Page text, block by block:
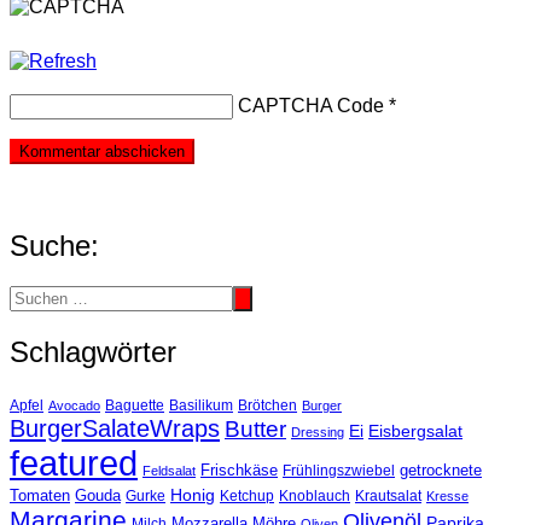
CAPTCHA Code *
Suche:
Schlagwörter
Apfel Avocado Baguette Basilikum Brötchen Burger
BurgerSalateWraps Butter Dressing Ei Eisbergsalat
featured Feldsalat Frischkäse Frühlingszwiebel
getrocknete
Tomaten Gouda Gurke Honig Ketchup Knoblauch Krautsalat Kresse